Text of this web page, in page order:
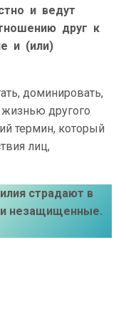
и ведут
друг к
и (или)
доминировать,
жизнью другого
термин, который
лиц,
страдают в
незащищенные.